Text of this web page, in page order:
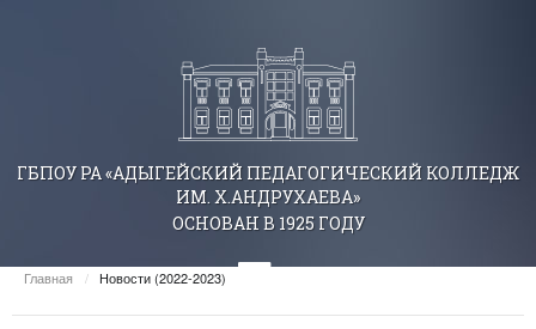
ГБПОУ РА «АДЫГЕЙСКИЙ ПЕДАГОГИЧЕСКИЙ КОЛЛЕДЖ
ИМ. Х.АНДРУХАЕВА»
ОСНОВАН В 1925 ГОДУ
Главная / Новости (2022-2023)